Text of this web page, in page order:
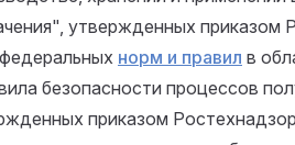
утвержденных приказом
норм и правил в
безопасности процессов
приказом